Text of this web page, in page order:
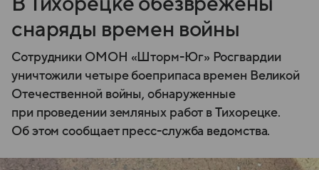
снаряды времен войны
Сотрудники ОМОН «Шторм-Юг» Росгвардии
уничтожили четыре боеприпаса времен Великой
Отечественной войны, обнаруженные
при проведении земляных работ в Тихорецке.
Об этом сообщает пресс-служба ведомства.